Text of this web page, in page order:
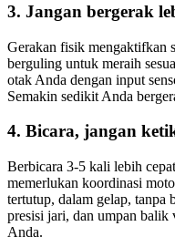
3. Jangan bergerak
Gerakan fisik mengaktifkan
berguling untuk meraih
otak Anda dengan input
Semakin sedikit Anda
4. Bicara, jangan
Berbicara 3-5 kali lebih
memerlukan koordinasi
tertutup, dalam gelap, tanpa
presisi jari, dan umpan
Anda.